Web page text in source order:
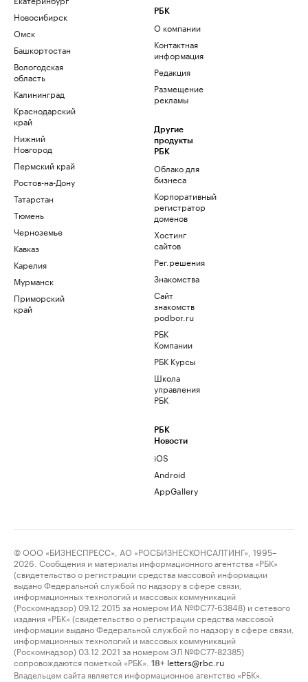
Новосибирск
Омск
Башкортостан
Вологодская
область
Калининград
Краснодарский
край
Нижний
Новгород
Пермский край
Ростов-на-Дону
Татарстан
Тюмень
Черноземье
Кавказ
Карелия
Мурманск
Приморский
край
РБК
О компании
Контактная
информация
Редакция
Размещение
рекламы
Другие
продукты
РБК
Облако для
бизнеса
Корпоративный
регистратор
доменов
Хостинг
сайтов
Рег.решения
Знакомства
Сайт
знакомств
podbor.ru
РБК
Компании
РБК Курсы
Школа
управления
РБК
РБК
Новости
iOS
Android
AppGallery
© ООО «БИЗНЕСПРЕСС», АО «РОСБИЗНЕСКОНСАЛТИНГ», 1995–
2026. Сообщения и материалы информационного агентства «РБК»
(свидетельство о регистрации средства массовой информации
выдано Федеральной службой по надзору в сфере связи,
информационных технологий и массовых коммуникаций
(Роскомнадзор) 09.12.2015 за номером ИА №ФС77-63848) и сетевого
издания «РБК» (свидетельство о регистрации средства массовой
информации выдано Федеральной службой по надзору в сфере связи,
информационных технологий и массовых коммуникаций
(Роскомнадзор) 03.12.2021 за номером ЭЛ №ФС77-82385)
сопровождаются пометкой «РБК».
18+ letters@rbc.ru
Владельцем сайта является информационное агентство «РБК».